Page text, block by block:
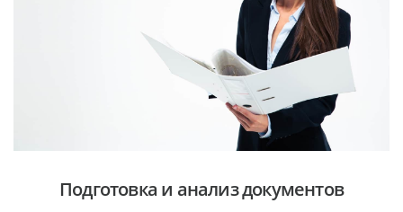
Подготовка и анализ документов